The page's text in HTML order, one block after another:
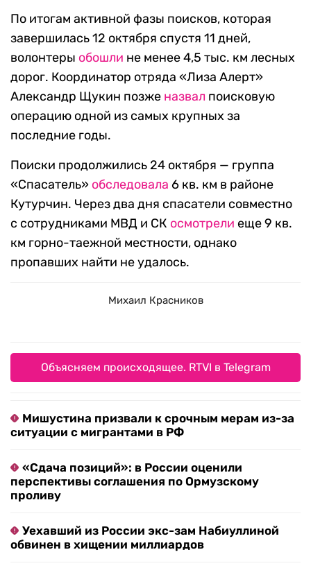
По итогам активной фазы поисков, которая
завершилась 12 октября спустя 11 дней,
волонтеры обошли не менее 4,5 тыс. км лесных
дорог. Координатор отряда «Лиза Алерт»
Александр Щукин позже назвал поисковую
операцию одной из самых крупных за
последние годы.
Поиски продолжились 24 октября — группа
«Спасатель» обследовала 6 кв. км в районе
Кутурчин. Через два дня спасатели совместно
с сотрудниками МВД и СК осмотрели еще 9 кв.
км горно-таежной местности, однако
пропавших найти не удалось.
Михаил Красников
Объясняем происходящее. RTVI в Telegram
Мишустина призвали к срочным мерам из-за
ситуации с мигрантами в РФ
«Сдача позиций»: в России оценили
перспективы соглашения по Ормузскому
проливу
Уехавший из России экс-зам Набиуллиной
обвинен в хищении миллиардов